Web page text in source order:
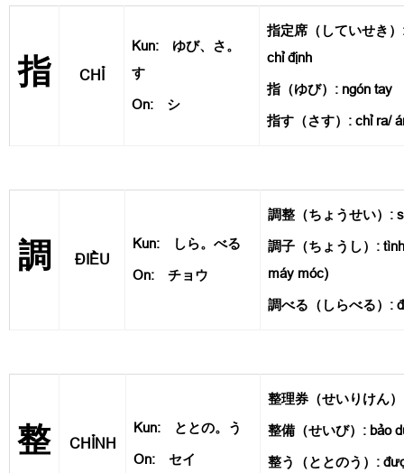
指 CHỈ
Kun: ゆび、さ。
す
On: シ
指定席（していせき
chỉ định
指（ゆび）: ngón tay
指す（さす）: chỉ ra/
調 ĐIỀU
Kun: しら。べる
On: チョウ
調整（ちょうせい）:
調子（ちょうし）:
máy móc)
調べる（しらべる）:
整 CHỈNH
Kun: ととの。う
On: セイ
整理券（せいりけん
整備（せいび）: bảo
整う（ととのう）: